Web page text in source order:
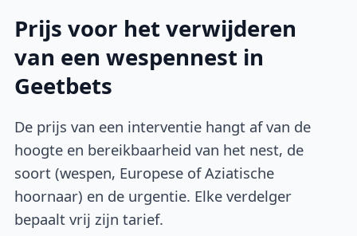
Prijs voor het verwijderen
van een wespennest in
Geetbets
De prijs van een interventie hangt af van de
hoogte en bereikbaarheid van het nest, de
soort (wespen, Europese of Aziatische
hoornaar) en de urgentie. Elke verdelger
bepaalt vrij zijn tarief.